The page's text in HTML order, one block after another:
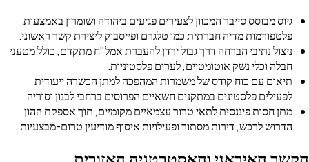
גיוס מבוסס סייבר המכוון לצעירים פגיעים ביהודה ושומרון באמצעות
פלטפורמות מדיה חברתית כמו טלגרם ופייסבוק ליצירת קשר ראשוני.
ניצול נתיבי הברחה דרך גבול ירדן להעברת אמל"ח מתקדם, כולל מטעני
חבלה וכלי נשק אוטומטיים, לערים פלסטיניות.
תיאום עם כוח קודס של משמרות המהפכה למתן הכשרה ייעודית
לפעילים פלסטינים במתקנים חשאיים הפרוסים ברחבי לבנון וסוריה.
מתן חסות פיננסית לתאי טרור עצמאיים מקומיים, תוך אספקת ההון
הדרוש לרכש, דירות מסתור ופעילויות איסוף מודיעין טרום-מבצעיות.